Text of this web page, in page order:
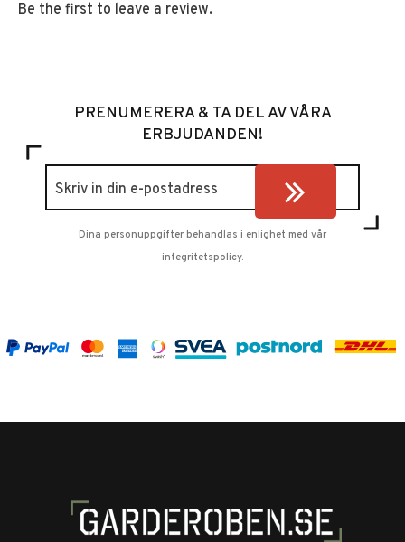
Be the first to leave a review.
PRENUMERERA & TA DEL AV VÅRA
ERBJUDANDEN!
Dina personuppgifter behandlas i enlighet med vår
integritetspolicy.